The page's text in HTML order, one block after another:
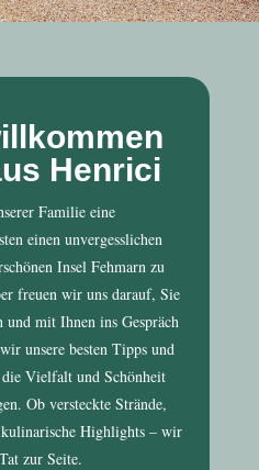
Henrici
Familie eine
einen unvergesslichen
Insel Fehmarn zu
freuen wir uns darauf, Sie
und mit Ihnen ins Gespräch
unsere besten Tipps und
Vielfalt und Schönheit
Ob versteckte Strände,
Highlights – wir
zur Seite.